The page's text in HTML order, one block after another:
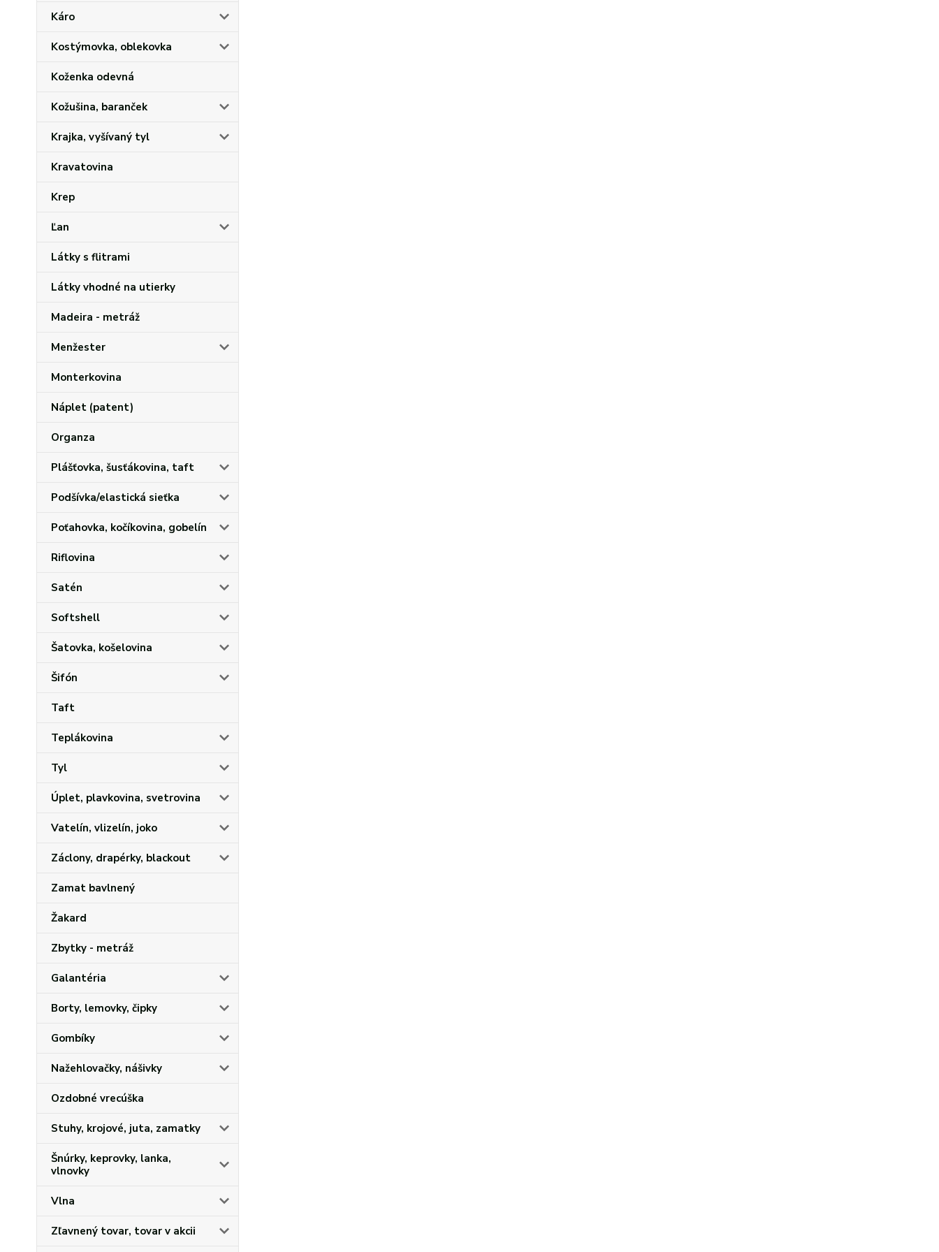
Káro
Kostýmovka, oblekovka
Koženka odevná
Kožušina, baranček
Krajka, vyšívaný tyl
Kravatovina
Krep
Ľan
Látky s flitrami
Látky vhodné na utierky
Madeira - metráž
Menžester
Monterkovina
Náplet (patent)
Organza
Plášťovka, šusťákovina, taft
Podšívka/elastická sieťka
Poťahovka, kočíkovina, gobelín
Riflovina
Satén
Softshell
Šatovka, košelovina
Šifón
Taft
Teplákovina
Tyl
Úplet, plavkovina, svetrovina
Vatelín, vlizelín, joko
Záclony, drapérky, blackout
Zamat bavlnený
Žakard
Zbytky - metráž
Galantéria
Borty, lemovky, čipky
Gombíky
Nažehlovačky, nášivky
Ozdobné vrecúška
Stuhy, krojové, juta, zamatky
Šnúrky, keprovky, lanka,
vlnovky
Vlna
Zľavnený tovar, tovar v akcii